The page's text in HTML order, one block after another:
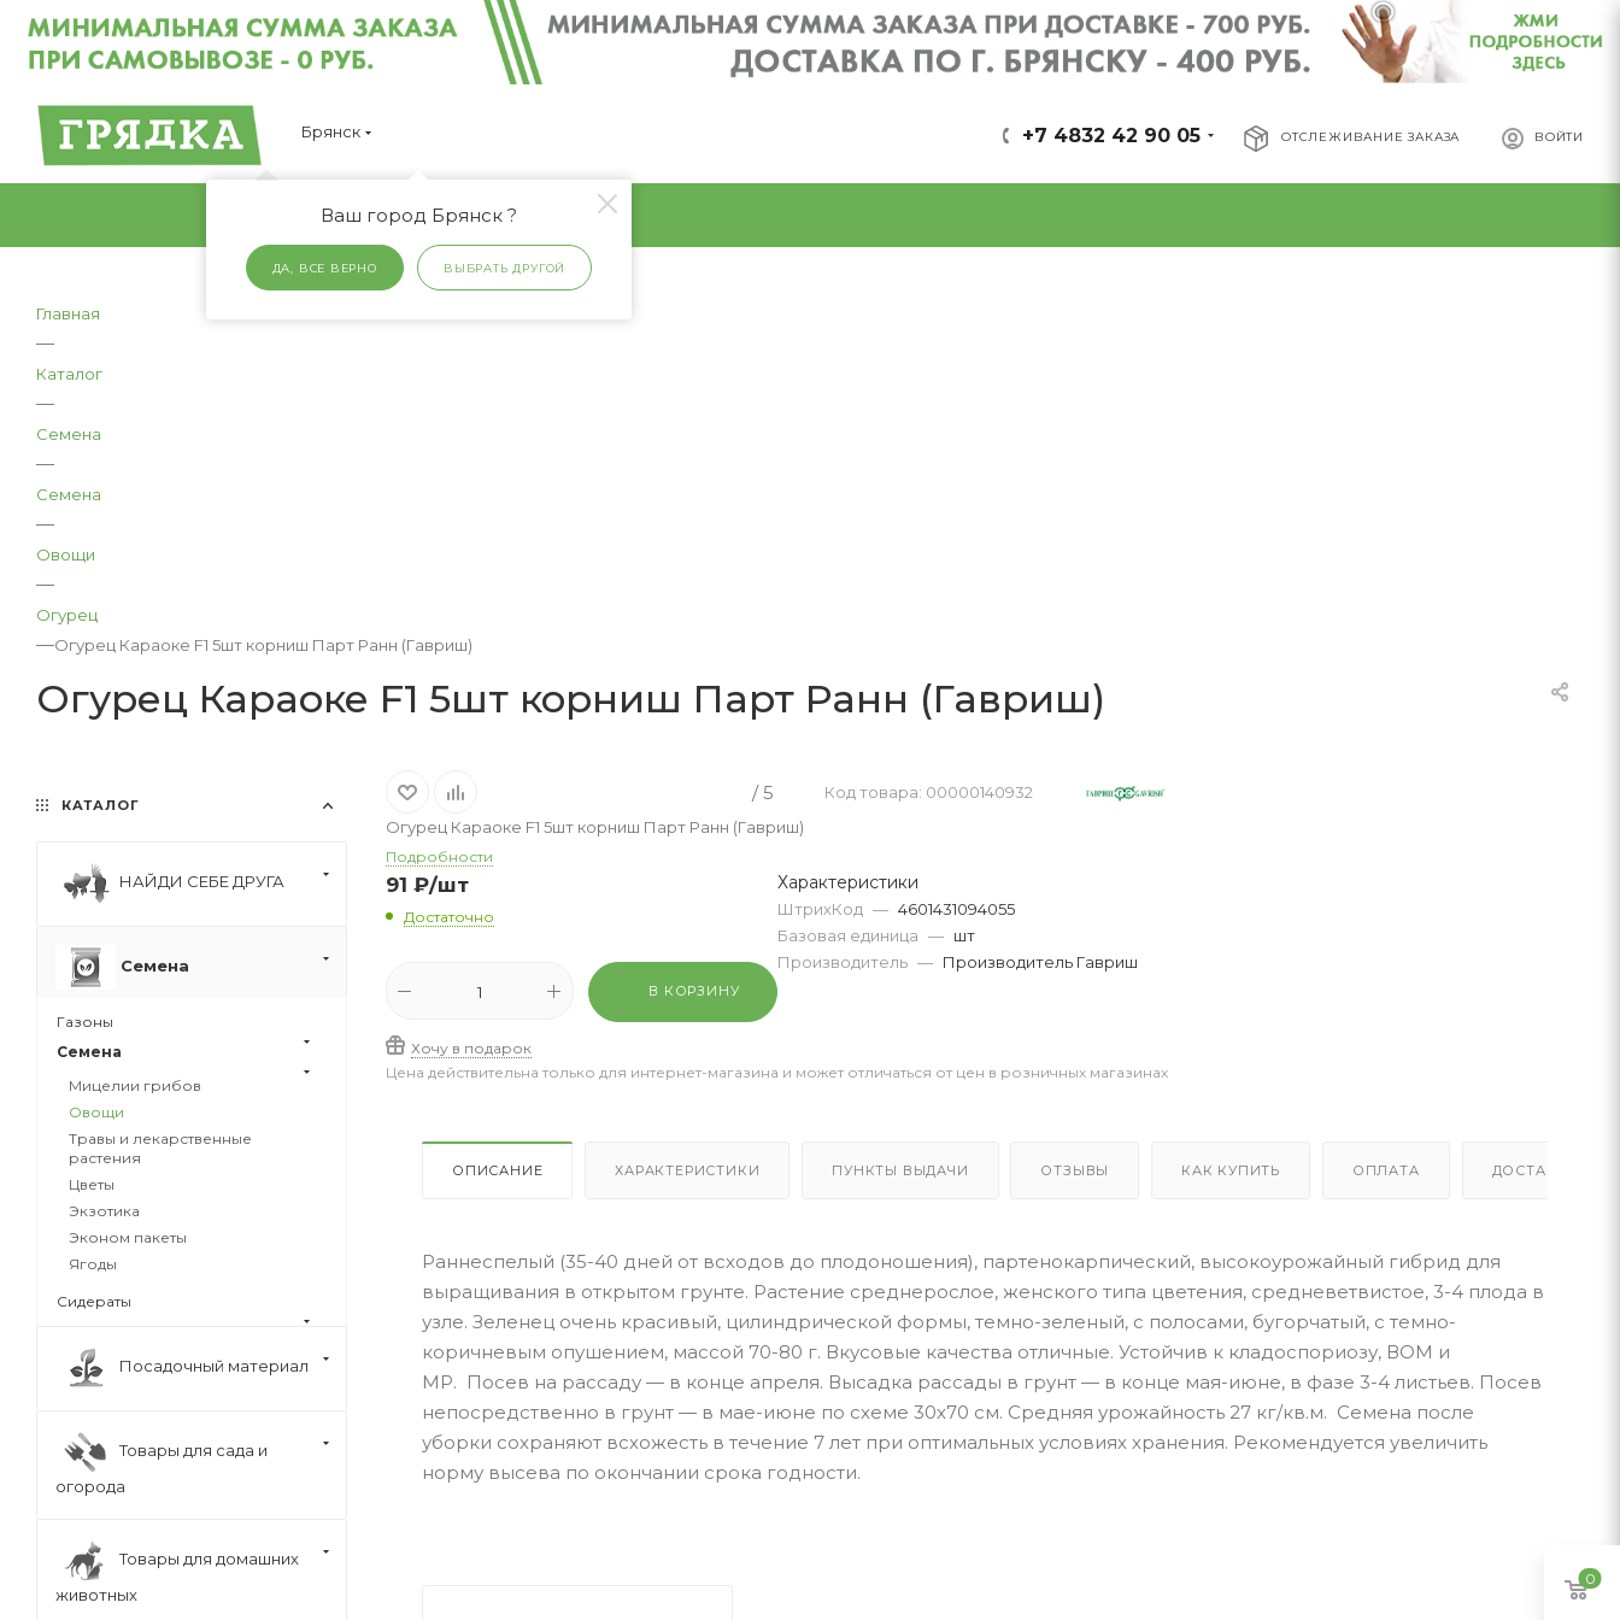
Брянск
Ваш город Брянск ?
ДА, ВСЕ ВЕРНО ВЫБРАТЬ ДРУГОЙ
ОТСЛЕЖИВАНИЕ ЗАКАЗА ВОЙТИ
+7 4832 42 90 05
Главная
—
Каталог
—
Семена
—
Семена
—
Овощи
—
Огурец
—Огурец Караоке F1 5шт корниш Парт Ранн (Гавриш)
Огурец Караоке F1 5шт корниш Парт Ранн (Гавриш)
/ 5
Код товара: 00000140932
Огурец Караоке F1 5шт корниш Парт Ранн (Гавриш)
Подробности
91 ₽/шт
Достаточно
В КОРЗИНУ
Хочу в подарок
Характеристики
ШтрихКод — 4601431094055
Базовая единица — шт
Производитель — Производитель Гавриш
Цена действительна только для интернет-магазина и может отличаться от цен в розничных магазинах
ОПИСАНИЕ ХАРАКТЕРИСТИКИ ПУНКТЫ ВЫДАЧИ ОТЗЫВЫ КАК КУПИТЬ ОПЛАТА ДОСТАВКА
Раннеспелый (35-40 дней от всходов до плодоношения), партенокарпический, высокоурожайный гибрид для
выращивания в открытом грунте. Растение среднерослое, женского типа цветения, средневетвистое, 3-4 плода в
узле. Зеленец очень красивый, цилиндрической формы, темно-зеленый, с полосами, бугорчатый, с темно-
коричневым опушением, массой 70-80 г. Вкусовые качества отличные. Устойчив к кладоспориозу, ВОМ и
МР. Посев на рассаду — в конце апреля. Высадка рассады в грунт — в конце мая-июне, в фазе 3-4 листьев. Посев
непосредственно в грунт — в мае-июне по схеме 30х70 см. Средняя урожайность 27 кг/кв.м. Семена после
уборки сохраняют всхожесть в течение 7 лет при оптимальных условиях хранения. Рекомендуется увеличить
норму высева по окончании срока годности.
КАТАЛОГ
НАЙДИ СЕБЕ ДРУГА
Семена
Газоны
Семена
Мицелии грибов
Овощи
Травы и лекарственные
растения
Цветы
Экзотика
Эконом пакеты
Ягоды
Сидераты
Посадочный материал
Товары для сада и
огорода
Товары для домашних
животных
0